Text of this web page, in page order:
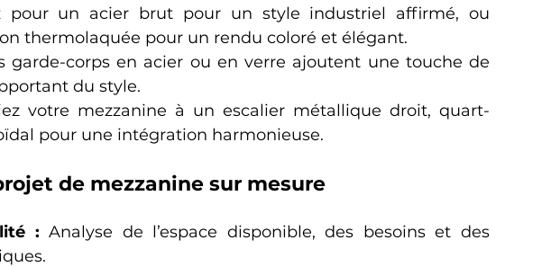
pour un acier brut pour un style industriel affirmé, ou
thermolaquée pour un rendu coloré et élégant.
garde-corps en acier ou en verre ajoutent une touche de
du style.
votre mezzanine à un escalier métallique droit, quart-
pour une intégration harmonieuse.
de mezzanine sur mesure
: Analyse de l’espace disponible, des besoins et des